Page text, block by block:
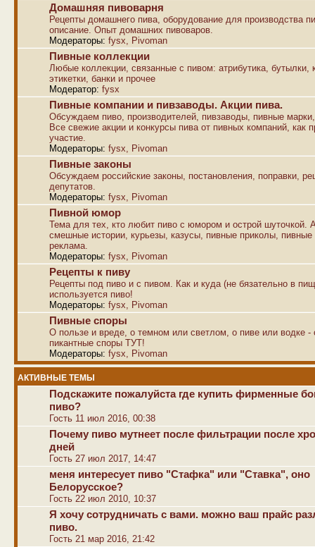
Домашняя пивоварня
Рецепты домашнего пива, оборудование для производства
описание. Опыт домашних пивоваров.
Модераторы: fysx Pivoman
Пивные коллекции
Любые коллекции, связанные с пивом: атрибутика, бутылки,
этикетки, банки и прочее
Модератор: fysx
Пивные компании и пивзаводы. Акции пива.
Обсуждаем пиво, производителей, пивзаводы, пивные
Все свежие акции и конкурсы пива от пивных компаний, как
участие.
Модераторы: fysx Pivoman
Пивные законы
Обсуждаем российские законы, постановления, поправки,
депутатов.
Модераторы: fysx Pivoman
Пивной юмор
Тема для тех, кто любит пиво с юмором и острой шуточкой.
смешные истории, курьезы, казусы, пивные приколы,
реклама.
Модераторы: fysx Pivoman
Рецепты к пиву
Рецепты под пиво и с пивом. Как и куда (не бязательно в
используется пиво!
Модераторы: fysx Pivoman
Пивные споры
О пользе и вреде, о темном или светлом, о пиве или водке -
пикантные споры ТУТ!
Модераторы: fysx Pivoman
АКТИВНЫЕ ТЕМЫ
Подскажите пожалуйста где купить фирменные
пиво?
Гость 11 июл 2016, 00:38
Почему пиво мутнеет после фильтрации после
дней
Гость 27 июл 2017, 14:47
меня интересует пиво "Стафка" или "Ставка", оно
Белорусское?
Гость 22 июл 2010, 10:37
Я хочу сотрудничать с вами. можно ваш прайс
пиво.
Гость 21 мар 2016, 21:42